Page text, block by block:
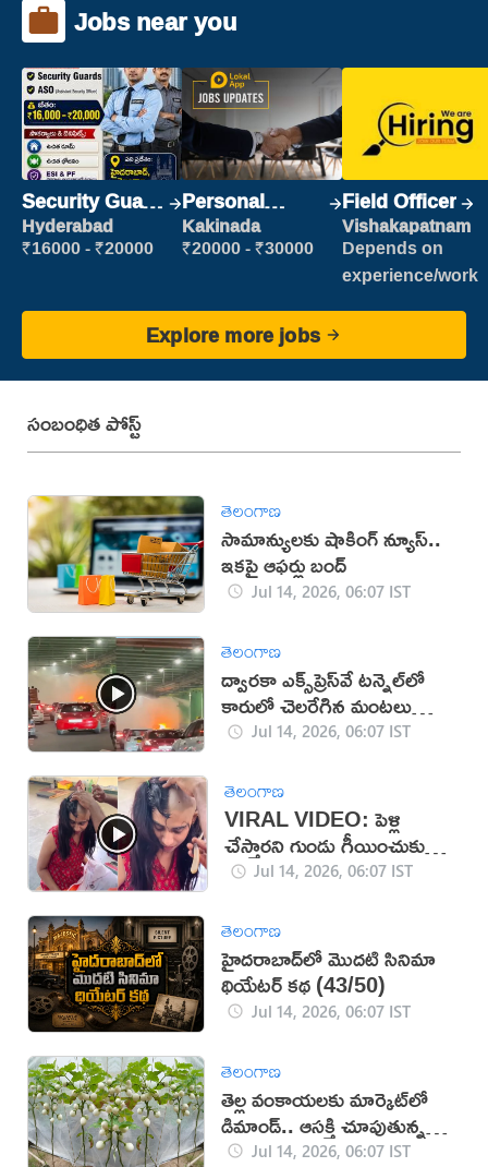
Jobs near you
Security Guard
(Security)
Hyderabad
₹16000 - ₹20000
Personal
Assistant
Kakinada
₹20000 - ₹30000
Field Officer
Vishakapatnam
Depends on
experience/work
Explore more jobs
సంబంధిత పోస్ట్
తెలంగాణ
సామాన్యులకు షాకింగ్ న్యూస్..
ఇకపై ఆఫర్లు బంద్
Jul 14, 2026, 06:07 IST
తెలంగాణ
ద్వారకా ఎక్స్‌ప్రెస్‌వే టన్నెల్‌లో
కారులో చెలరేగిన మంటలు
(వీడియో)
Jul 14, 2026, 06:07 IST
తెలంగాణ
VIRAL VIDEO: పెళ్లి
చేస్తారని గుండు గీయించుకున్న
అమ్మాయి
Jul 14, 2026, 06:07 IST
తెలంగాణ
హైదరాబాద్‌లో మొదటి సినిమా
థియేటర్ కథ (43/50)
Jul 14, 2026, 06:07 IST
తెలంగాణ
తెల్ల వంకాయలకు మార్కెట్‌లో
డిమాండ్.. ఆసక్తి చూపుతున్న
రైతులుJul 14, 2026, 06:07 IST